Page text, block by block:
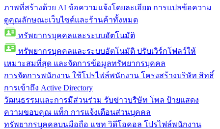
ภาพที่สร้างด้วย AI ข้อความแจ้งโดยละเอียด การแปลข้อความ
ดูคุณลักษณะเว็บไซต์และร้านค้าทั้งหมด
ทรัพยากรบุคคลและระบบอัตโนมัติ
ทรัพยากรบุคคลและระบบอัตโนมัติ ปรับเวิร์กโฟลว์ให้
เหมาะสมที่สุด และจัดการข้อมูลทรัพยากรบุคคล
การจัดการพนักงาน ใช้โปรไฟล์พนักงาน โครงสร้างบริษัท สิทธิ์
การเข้าถึง Active Directory
วัฒนธรรมและการมีส่วนร่วม รับข่าวบริษัท โพล ป้ายแสดง
ความขอบคุณ แท็ก การแจ้งเตือนส่วนบุคคล
ทรัพยากรบุคคลบนมือถือ แชท วิดีโอคอล โปรไฟล์พนักงาน